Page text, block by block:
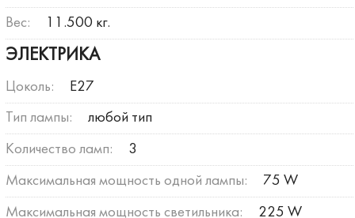
Вес: 11.500 кг.
ЭЛЕКТРИКА
Цоколь: E27
Тип лампы: любой тип
Количество ламп: 3
Максимальная мощность одной лампы: 75 W
Максимальная мощность светильника: 225 W